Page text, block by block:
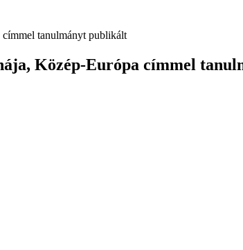
címmel tanulmányt publikált
Közép-Európa címmel